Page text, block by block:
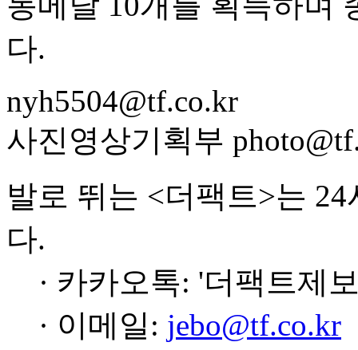
다.
nyh5504@tf.co.kr
사진영상기획부
발로 뛰는 <더팩트>는
다.
· 카카오톡: '더팩트제
· 이메일: jebo@tf.co.kr